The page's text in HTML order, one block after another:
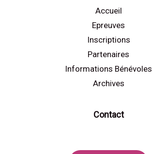
Accueil
Epreuves
Inscriptions
Partenaires
Informations Bénévoles
Archives
Contact